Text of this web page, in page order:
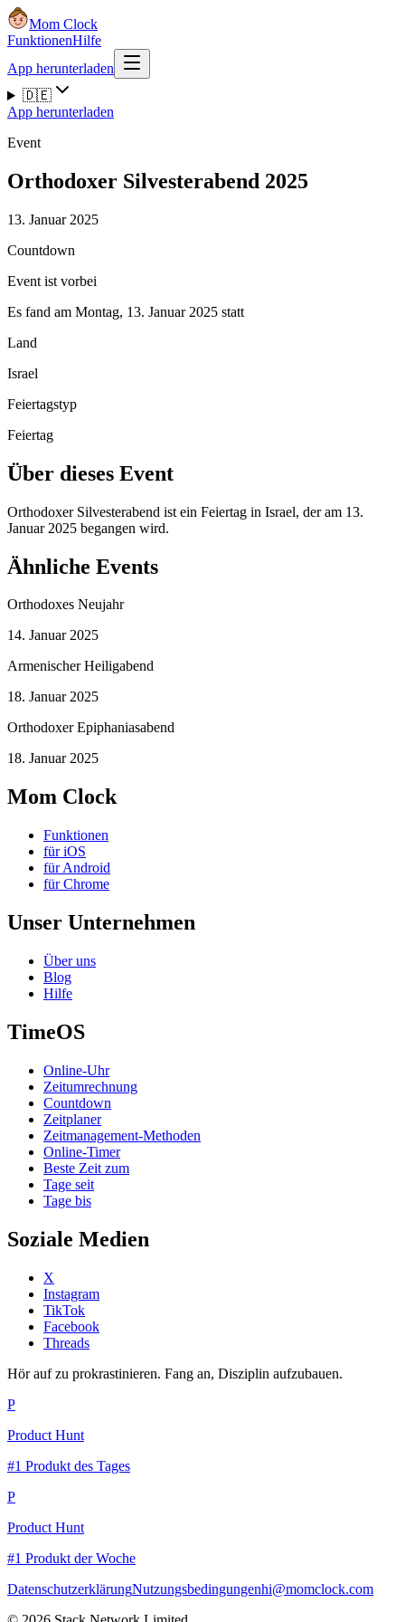
Mom Clock
FunktionenHilfe
App herunterladen
🇩🇪
App herunterladen
Event
Orthodoxer Silvesterabend 2025
13. Januar 2025
Countdown
Event ist vorbei
Es fand am Montag, 13. Januar 2025 statt
Land
Israel
Feiertagstyp
Feiertag
Über dieses Event
Orthodoxer Silvesterabend ist ein Feiertag in Israel, der am 13.
Januar 2025 begangen wird.
Ähnliche Events
Orthodoxes Neujahr
14. Januar 2025
Armenischer Heiligabend
18. Januar 2025
Orthodoxer Epiphaniasabend
18. Januar 2025
Mom Clock
Funktionen
für iOS
für Android
für Chrome
Unser Unternehmen
Über uns
Blog
Hilfe
TimeOS
Online-Uhr
Zeitumrechnung
Countdown
Zeitplaner
Zeitmanagement-Methoden
Online-Timer
Beste Zeit zum
Tage seit
Tage bis
Soziale Medien
X
Instagram
TikTok
Facebook
Threads
Hör auf zu prokrastinieren. Fang an, Disziplin aufzubauen.
P
Product Hunt
#1 Produkt des Tages
P
Product Hunt
#1 Produkt der Woche
DatenschutzerklärungNutzungsbedingungenhi@momclock.com